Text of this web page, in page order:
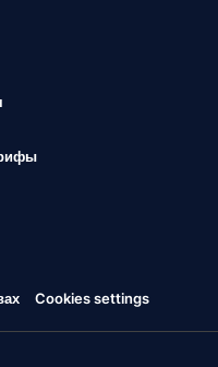
Cookies settings